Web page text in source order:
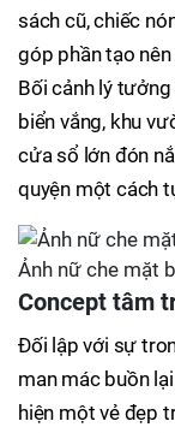
sách cũ, chiếc
góp phần tạo
Bối cảnh lý
biển vắng, khu
cửa sổ lớn đón
quyện một cách
Ảnh nữ che mặt
Concept tâm
Đối lập với sự
man mác buồn
hiện một vẻ đẹp